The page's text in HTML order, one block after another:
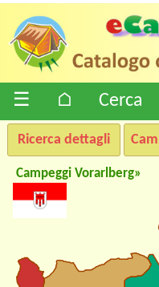
☰ ⌂ Cerca
Ricerca dettagli
Campeggi Vorarlberg»